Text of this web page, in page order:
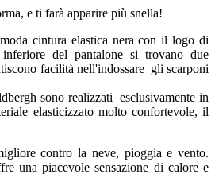
e ti farà apparire più snella!
cintura elastica nera con il logo di
del pantalone si trovano due
facilità nell'indossare gli scarponi
sono realizzati esclusivamente in
elasticizzato molto confortevole, il
contro la neve, pioggia e vento.
una piacevole sensazione di calore e